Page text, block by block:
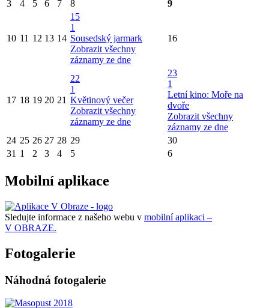
3
4 5 6 7 8 9
10 11 12 13 14
15
1
Sousedský jarmark
Zobrazit všechny
záznamy ze dne
16
17 18 19 20 21
22
1
Květinový večer
Zobrazit všechny
záznamy ze dne
23
1
Letní kino: Moře na
dvoře
Zobrazit všechny
záznamy ze dne
24 25 26 27 28 29
30
31 1 2 3 4 5 6
Mobilní aplikace
Sledujte informace z našeho webu v mobilní aplikaci –
V OBRAZE.
Fotogalerie
Náhodná fotogalerie